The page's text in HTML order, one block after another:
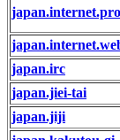
japan.irc
japan.jiei-tai
japan.jiji